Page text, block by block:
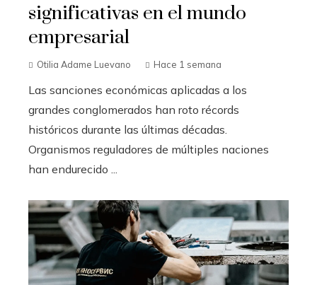
significativas en el mundo
empresarial
Otilia Adame Luevano Hace 1 semana
Las sanciones económicas aplicadas a los
grandes conglomerados han roto récords
históricos durante las últimas décadas.
Organismos reguladores de múltiples naciones
han endurecido ...